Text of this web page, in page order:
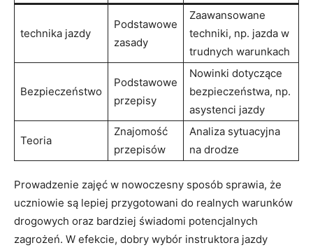
technika jazdy
Podstawowe
zasady
Zaawansowane
techniki, np.​ jazda ⁤w
‌trudnych warunkach
Bezpieczeństwo
Podstawowe
przepisy
Nowinki‍ dotyczące
bezpieczeństwa,⁢ np.​
asystenci⁤ jazdy
Teoria
Znajomość
przepisów
Analiza sytuacyjna
⁣na drodze
Prowadzenie zajęć w nowoczesny ‍sposób sprawia, że
uczniowie są lepiej przygotowani do realnych warunków
drogowych oraz‌ bardziej ‍świadomi potencjalnych
⁢zagrożeń. ‌W efekcie,‍ dobry wybór ‍instruktora jazdy